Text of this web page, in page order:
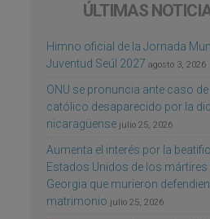
ÚLTIMAS
Himno oficial de la Jornada
Juventud Seúl 2027 agosto 3, 2026
ONU se pronuncia ante caso
católico desaparecido por la
nicaragüense julio 25, 2026
Aumenta el interés por la
Estados Unidos de los mártires
Georgia que murieron
matrimonio julio 25, 2026